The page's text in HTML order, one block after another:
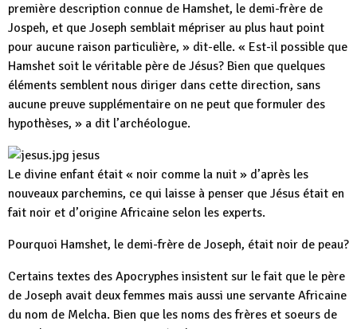
première description connue de Hamshet, le demi-frère de
Jospeh, et que Joseph semblait mépriser au plus haut point
pour aucune raison particulière, » dit-elle. « Est-il possible que
Hamshet soit le véritable père de Jésus? Bien que quelques
éléments semblent nous diriger dans cette direction, sans
aucune preuve supplémentaire on ne peut que formuler des
hypothèses, » a dit l’archéologue.
jesus
Le divine enfant était « noir comme la nuit » d’après les
nouveaux parchemins, ce qui laisse à penser que Jésus était en
fait noir et d’origine Africaine selon les experts.
Pourquoi Hamshet, le demi-frère de Joseph, était noir de peau?
Certains textes des Apocryphes insistent sur le fait que le père
de Joseph avait deux femmes mais aussi une servante Africaine
du nom de Melcha. Bien que les noms des frères et soeurs de